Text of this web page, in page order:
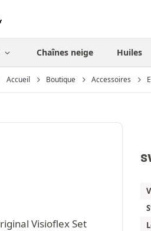
Chaînes neige Huiles
Accueil Boutique Accessoires